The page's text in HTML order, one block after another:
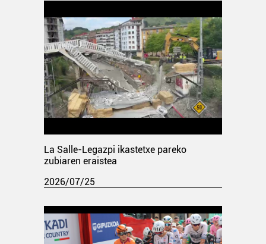
La Salle-Legazpi ikastetxe pareko
zubiaren eraistea
2026/07/25